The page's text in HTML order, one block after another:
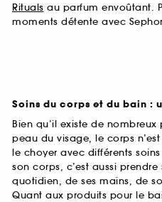
Rituals au parfum envoûtant.
moments détente avec
Soins du corps et du bain :
Bien qu’il existe de
peau du visage, le corps
le choyer avec différents
son corps, c’est aussi
quotidien, de ses mains, de
Quant aux produits pour le